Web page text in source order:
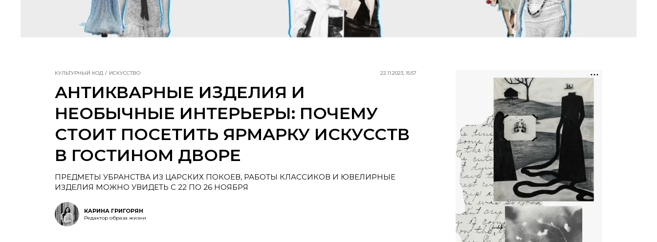
КУЛЬТУРНЫЙ КОД ИСКУССТВО 22.11.2023, 15:57
АНТИКВАРНЫЕ ИЗДЕЛИЯ И
НЕОБЫЧНЫЕ ИНТЕРЬЕРЫ: ПОЧЕМУ
СТОИТ ПОСЕТИТЬ ЯРМАРКУ ИСКУССТВ
В ГОСТИНОМ ДВОРЕ
ПРЕДМЕТЫ УБРАНСТВА ИЗ ЦАРСКИХ ПОКОЕВ, РАБОТЫ КЛАССИКОВ И ЮВЕЛИРНЫЕ
ИЗДЕЛИЯ МОЖНО УВИДЕТЬ С 22 ПО 26 НОЯБРЯ
КАРИНА ГРИГОРЯН
Редактор образа жизни